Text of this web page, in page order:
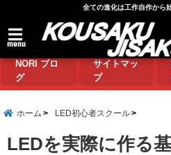
全ての進化は工作自作から
menu
NORI ブロ
グ
サイトマッ
プ
ホーム LED初心者スクール
LEDを実際に作る